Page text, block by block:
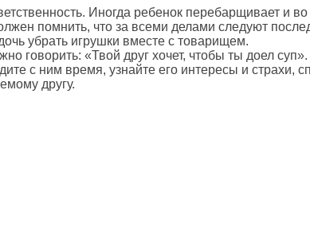
Иногда ребенок перебарщивает и
помнить, что за всеми делами следуют
убрать игрушки вместе с товарищем.
говорить: «Твой друг хочет, чтобы ты доел
с ним время, узнайте его интересы и страхи,
другу.